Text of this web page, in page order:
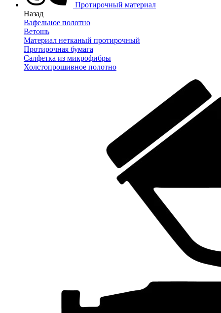
Протирочный материал
Назад
Вафельное полотно
Ветошь
Материал нетканый протирочный
Протирочная бумага
Салфетка из микрофибры
Холстопрошивное полотно